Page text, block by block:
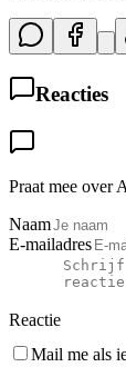
Reacties
Praat mee over
Naam
E-mailadres
Reactie
Mail me als